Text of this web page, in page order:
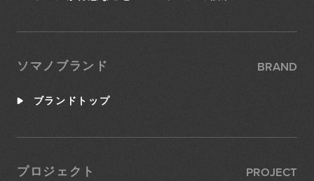
ソマノブランド BRAND
ブランドトップ
プロジェクト PROJECT